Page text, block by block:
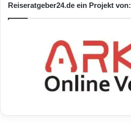
Reiseratgeber24.de ein Projekt von: